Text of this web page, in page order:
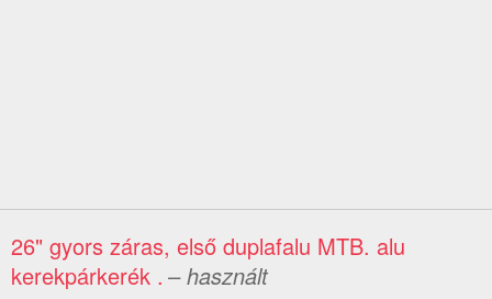
26" gyors záras, első duplafalu MTB. alu
kerekpárkerék . – használt